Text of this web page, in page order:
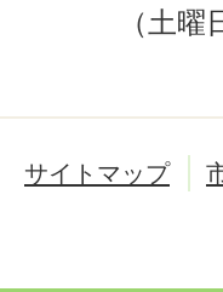
（土
サイトマップ